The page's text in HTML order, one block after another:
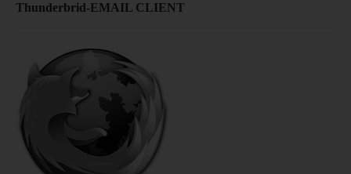
Thunderbrid-EMAIL CLIENT